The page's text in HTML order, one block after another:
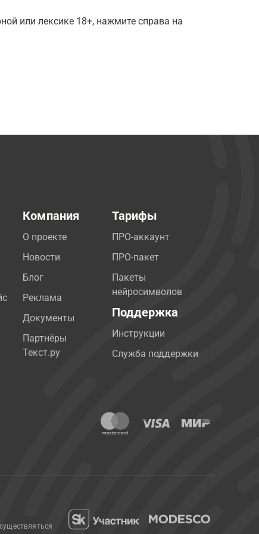
или лексике 18+, нажмите справа на
Компания
О проекте
Новости
Блог
Реклама
Документы
Партнёры
Текст.ру
Тарифы
ПРО-аккаунт
ПРО-пакет
Пакеты
нейросимволов
Поддержка
Инструкции
Служба поддержки